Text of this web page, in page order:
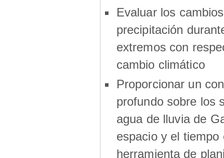
Evaluar los
precipitación
extremos con
cambio climático
Proporcionar un
profundo sobre los
agua de lluvia de
espacio y el tiempo
herramienta de